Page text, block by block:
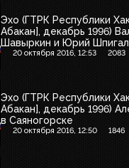
Эхо (ГТРК Республики
Абакан], декабрь 1996)
Шавыркин и Юрий
призвали голосовать за
20 октября 2016, 12:53 2083
Эхо (ГТРК Республики
Абакан], декабрь 1996)
в Саяногорске
20 октября 2016, 12:50 1846